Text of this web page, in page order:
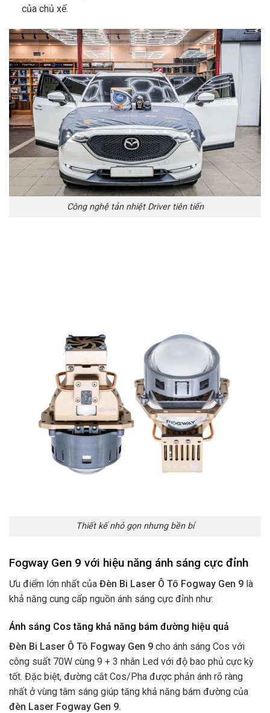
của chủ xế.
Công nghệ tản nhiệt Driver tiên tiến
Thiết kế nhỏ gọn nhưng bền bỉ
Fogway Gen 9 với hiệu năng ánh sáng cực đỉnh
Ưu điểm lớn nhất của Đèn Bi Laser Ô Tô Fogway Gen 9 là
khả năng cung cấp nguồn ánh sáng cực đỉnh như:
Ánh sáng Cos tăng khả năng bám đường hiệu quả
Đèn Bi Laser Ô Tô Fogway Gen 9 cho ánh sáng Cos với
công suất 70W cùng 9 + 3 nhân Led với độ bao phủ cực kỳ
tốt. Đặc biệt, đường cắt Cos/Pha được phản ánh rõ ràng
nhất ở vùng tâm sáng giúp tăng khả năng bám đường của
đèn Laser Fogway Gen 9.